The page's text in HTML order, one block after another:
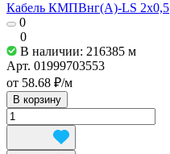
Кабель КМПВнг(А)-LS 2х0,5
0
0
В наличии: 216385 м
Арт. 01999703553
от 58.68 ₽/м
В корзину